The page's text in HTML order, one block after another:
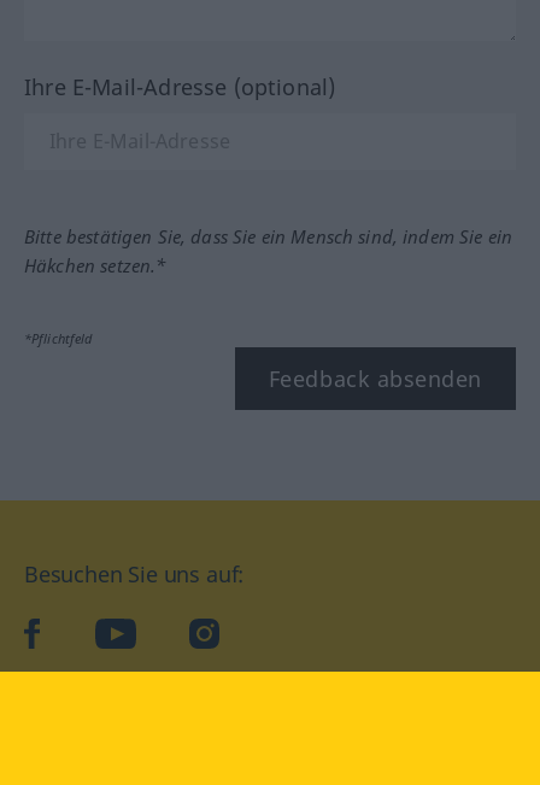
Ihre E-Mail-Adresse (optional)
Bitte bestätigen Sie, dass Sie ein Mensch sind, indem Sie ein
Häkchen setzen.*
*Pflichtfeld
Feedback absenden
Besuchen Sie uns auf:
facebookYouTube Instagram